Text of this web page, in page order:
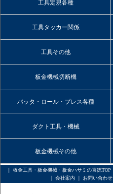
工具定規各種
工具タッカー関係
工具その他
板金機械切断機
バッタ・ロール・プレス各種
ダクト工具・機械
板金機械その他
板金工具・板金機械・板金ハサミの直徳TOP
会社案内 お問い合わせ